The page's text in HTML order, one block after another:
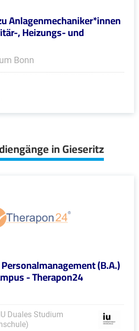
Anlagenmechaniker*innen
, Heizungs- und
Bonn
in Gieseritz
(B.A.)
- Therapon24
Duales Studium